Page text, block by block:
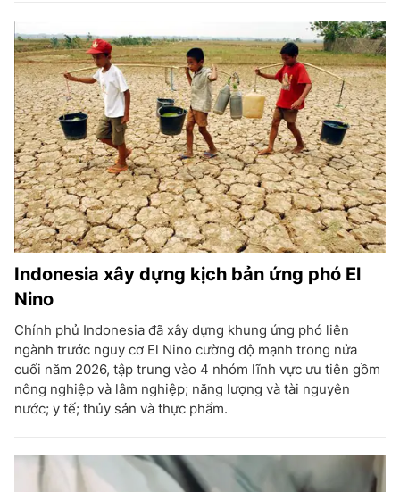
Indonesia xây dựng kịch bản ứng phó El
Nino
Chính phủ Indonesia đã xây dựng khung ứng phó liên
ngành trước nguy cơ El Nino cường độ mạnh trong nửa
cuối năm 2026, tập trung vào 4 nhóm lĩnh vực ưu tiên gồm
nông nghiệp và lâm nghiệp; năng lượng và tài nguyên
nước; y tế; thủy sản và thực phẩm.